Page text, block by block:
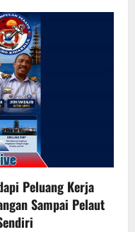
Peluang Kerja
Sampai Pelaut